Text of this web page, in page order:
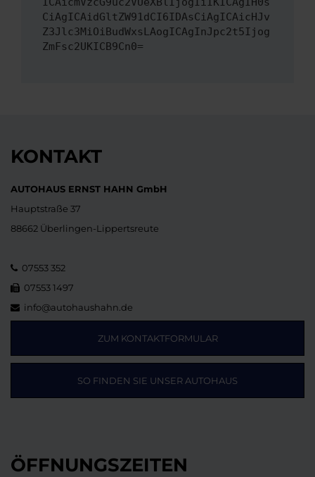
CiAgICAidGltZW91dCI6IDAsCiAgICAicHJv
Z3Jlc3MiOiBudWxsLAogICAgInJpc2t5Ijog
ZmFsc2UKICB9Cn0=
KONTAKT
AUTOHAUS ERNST HAHN GmbH
Hauptstraße 37
88662 Überlingen-Lippertsreute
07553 352
07553 1497
info@autohaushahn.de
ZUM KONTAKTFORMULAR
SO FINDEN SIE UNSER AUTOHAUS
ÖFFNUNGSZEITEN